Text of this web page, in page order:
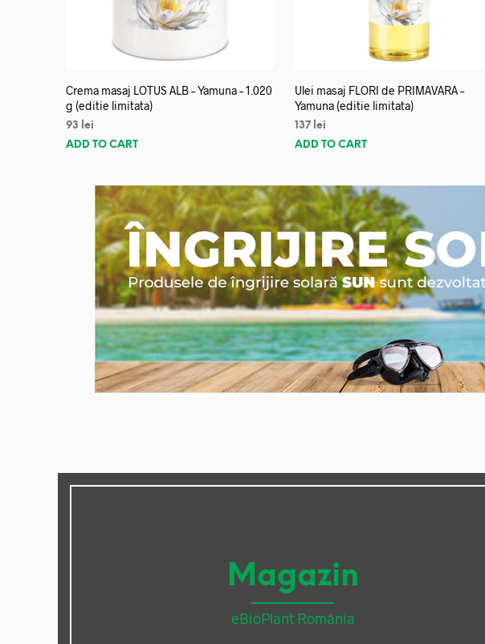
Crema masaj LOTUS ALB – Yamuna – 1.020
g (editie limitata)
93
lei
ADD TO CART
Ulei masaj FLORI de PRIMAVARA –
Yamuna (editie limitata)
137 lei
ADD TO CART
Magazin
eBioPlant România